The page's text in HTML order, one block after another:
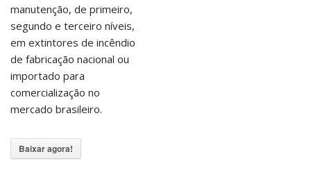
manutenção, de primeiro,
segundo e terceiro níveis,
em extintores de incêndio
de fabricação nacional ou
importado para
comercialização no
mercado brasileiro.
Baixar agora!